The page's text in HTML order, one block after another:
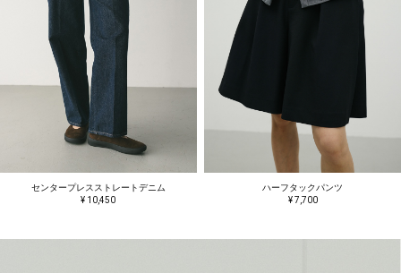
センタープレスストレートデニム
¥ 10,450
ハーフタックパンツ
¥ 7,700